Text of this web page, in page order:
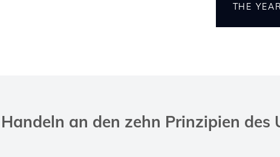
THE
an den zehn Prinzipien des